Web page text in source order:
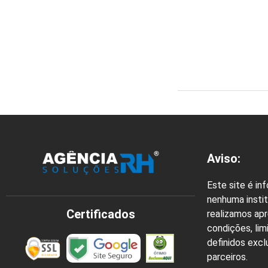
Certificados
Aviso:
Este site é
nenhuma
realizamos
condições,
definidos
parceiros.